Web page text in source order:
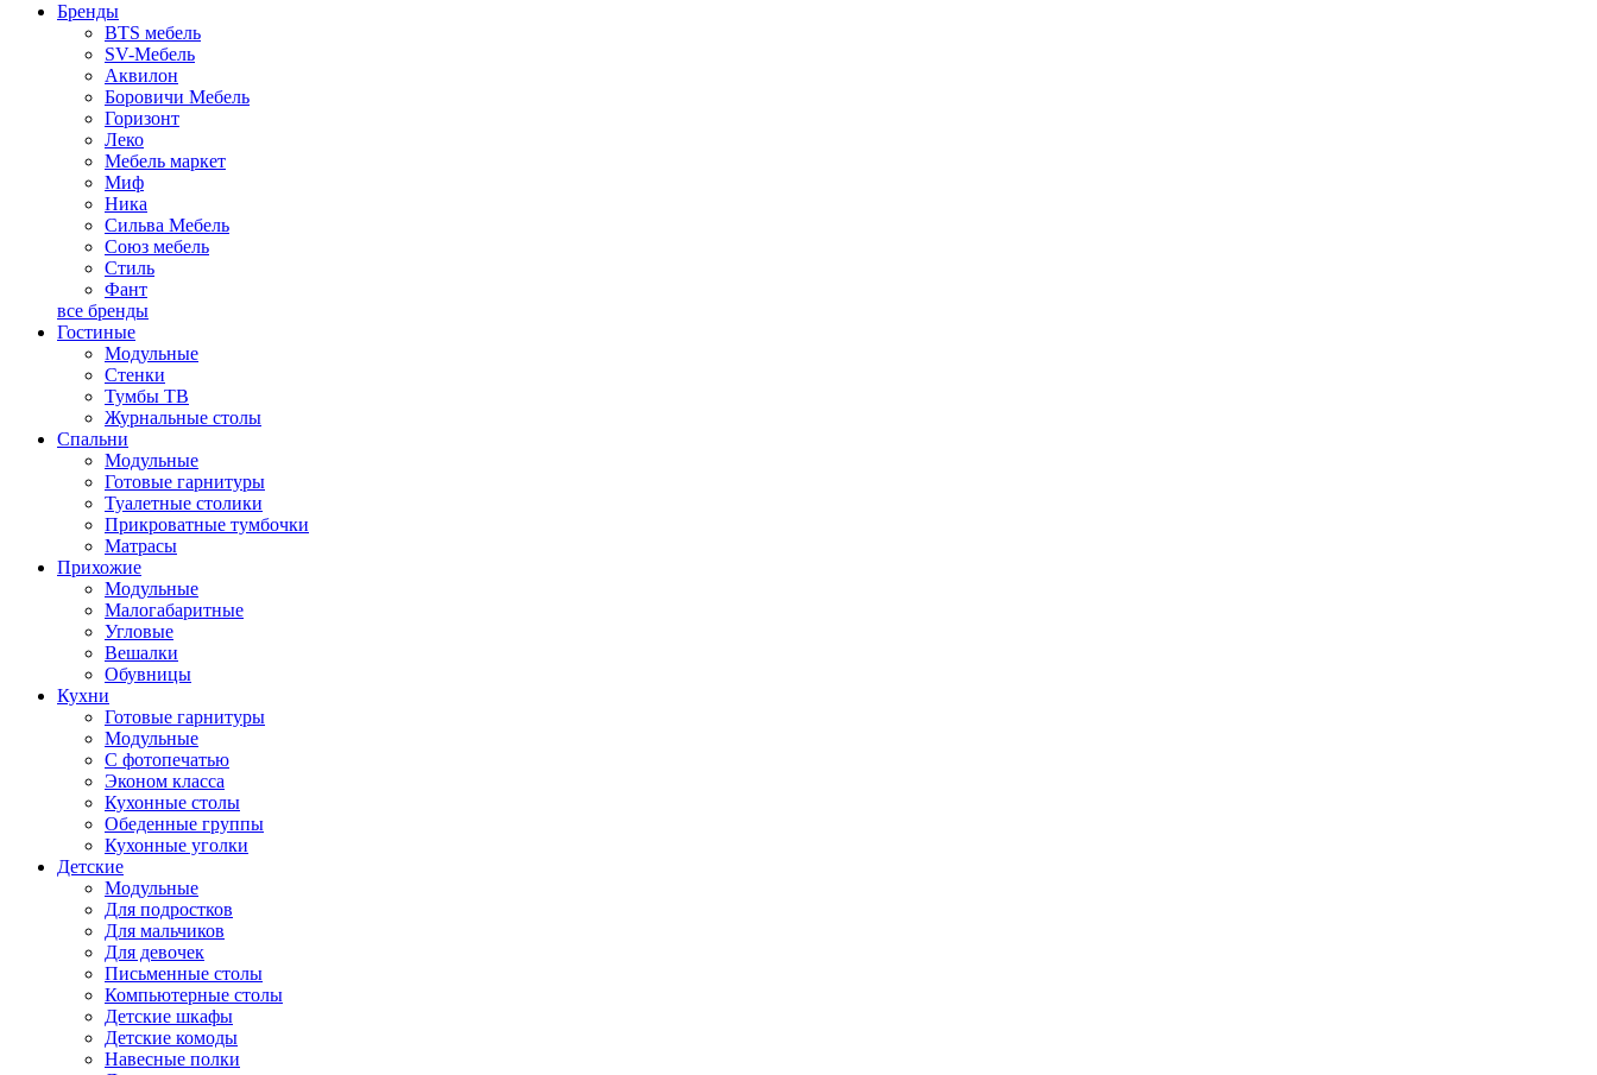
Бренды
BTS мебель
SV-Мебель
Аквилон
Боровичи Мебель
Горизонт
Леко
Мебель маркет
Миф
Ника
Сильва Мебель
Союз мебель
Стиль
Фант
все бренды
Гостиные
Модульные
Стенки
Тумбы ТВ
Журнальные столы
Спальни
Модульные
Готовые гарнитуры
Туалетные столики
Прикроватные тумбочки
Матрасы
Прихожие
Модульные
Малогабаритные
Угловые
Вешалки
Обувницы
Кухни
Готовые гарнитуры
Модульные
С фотопечатью
Эконом класса
Кухонные столы
Обеденные группы
Кухонные уголки
Детские
Модульные
Для подростков
Для мальчиков
Для девочек
Письменные столы
Компьютерные столы
Детские шкафы
Детские комоды
Навесные полки